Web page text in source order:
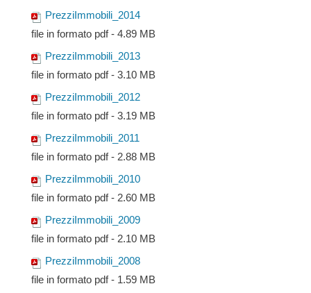
PrezziImmobili_2014
file in formato pdf - 4.89 MB
PrezziImmobili_2013
file in formato pdf - 3.10 MB
PrezziImmobili_2012
file in formato pdf - 3.19 MB
PrezziImmobili_2011
file in formato pdf - 2.88 MB
PrezziImmobili_2010
file in formato pdf - 2.60 MB
PrezziImmobili_2009
file in formato pdf - 2.10 MB
PrezziImmobili_2008
file in formato pdf - 1.59 MB